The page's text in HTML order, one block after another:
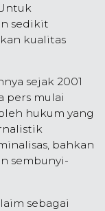
sedikit
kualitas
sejak 2001
pers mulai
hukum yang
bahkan
sembunyi-
sebagai